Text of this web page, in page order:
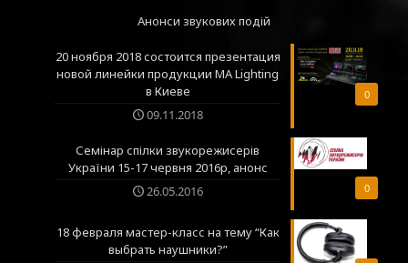
Анонси звукових подій
0
20 ноября 2018 состоится презентация
новой линейки продукции MA Lighting
в Киеве
09.11.2018
0
Семінар спілки звукорежисерів
України 15-17 червня 2016р, анонс
26.05.2016
18 февраля мастер-класс на тему “Как
выбрать наушники?”